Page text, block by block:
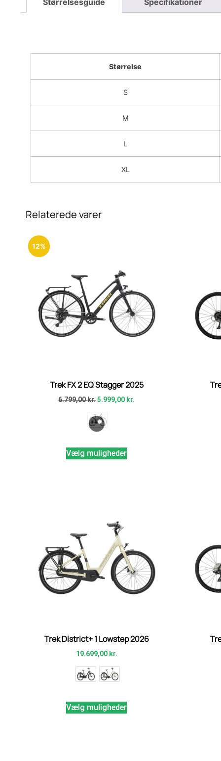
Størrelse
S
M
L
XL
Relaterede varer
12%
Trek FX 2 EQ Stagger 2025
6.799,00kr.5.999,00 kr.
Vælg muligheder
Trek District+ 1 Lowstep 2026
19.699,00 kr.
Vælg muligheder